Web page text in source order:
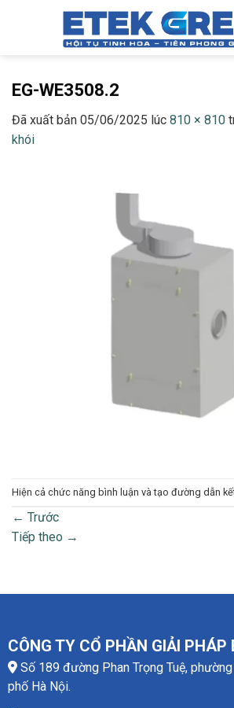
EG-WE3508.2
Đã xuất bản 05/06/2025 lúc 810 × 810
khói
Hiện cả chức năng bình luận và tạo đường dẫn
← Trước
Tiếp theo →
CÔNG TY CỔ PHẦN GIẢI PHÁP
Số 189 đường Phan Trọng Tuệ, phường
phố Hà Nội.